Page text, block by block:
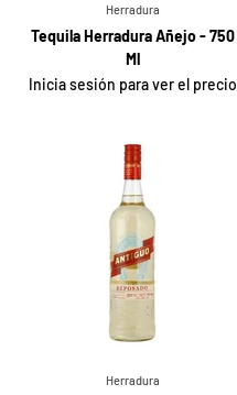
Herradura
Tequila Herradura Añejo - 750
Ml
Inicia sesión para ver el precio
Herradura